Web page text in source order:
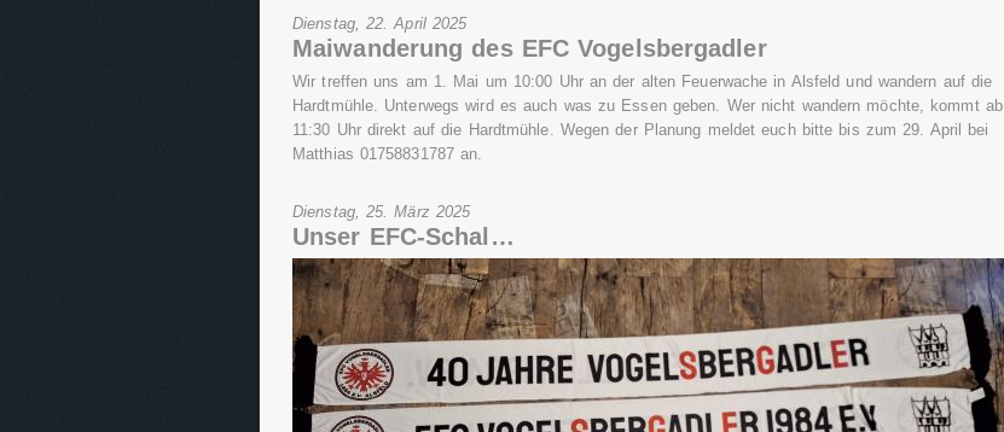
Dienstag, 22. April 2025
Maiwanderung des EFC Vogelsbergadler
Wir treffen uns am 1. Mai um 10:00 Uhr an der alten Feuerwache in Alsfeld und wandern auf die
Hardtmühle. Unterwegs wird es auch was zu Essen geben. Wer nicht wandern möchte, kommt ab
11:30 Uhr direkt auf die Hardtmühle. Wegen der Planung meldet euch bitte bis zum 29. April bei
Matthias 01758831787 an.
Dienstag, 25. März 2025
Unser EFC-Schal…